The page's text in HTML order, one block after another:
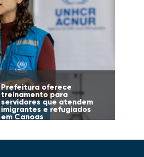
Prefeitura oferece
treinamento para
servidores que atendem
imigrantes e refugiados
em Canoas